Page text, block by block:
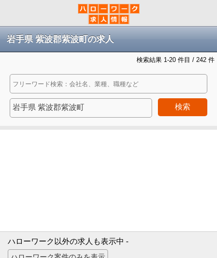
岩手県 紫波郡紫波町の求人
検索結果 1-20 件目 / 242 件
検索
ハローワーク以外の求人も表示中 -